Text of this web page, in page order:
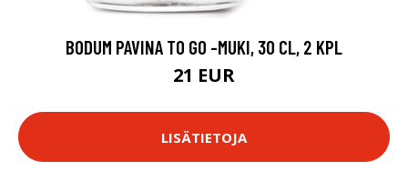
BODUM PAVINA TO GO -MUKI, 30 CL, 2 KPL
21 EUR
LISÄTIETOJA